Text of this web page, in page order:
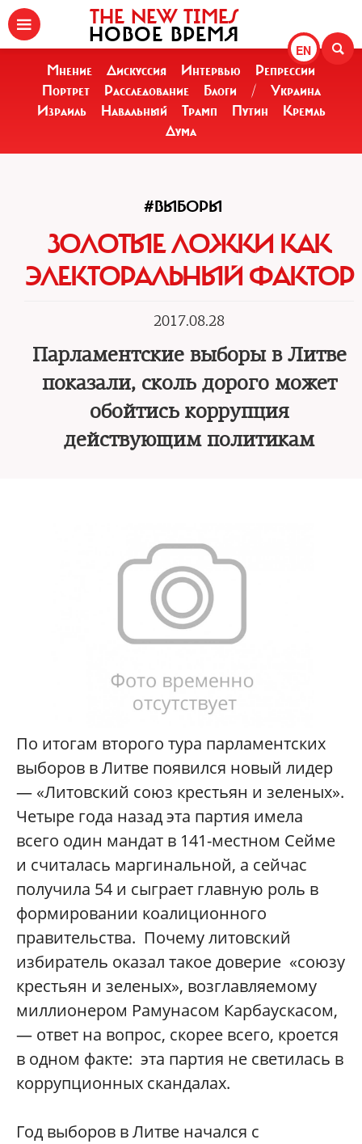
EN
THE NEW TIMES
НОВОЕ ВРЕМЯ
Мнение Дискуссия Интервью
Репрессии
Портрет
Расследование Блоги /
Украина
Израиль
Навальный Трамп Путин
Кремль
Дума
#ВЫБОРЫ
ЗОЛОТЫЕ ЛОЖКИ КАК
ЭЛЕКТОРАЛЬНЫЙ ФАКТОР
2017.08.28
Парламентские выборы в Литве
показали, сколь дорого может
обойтись коррупция
действующим политикам
По итогам второго тура парламентских
выборов в Литве появился новый лидер
— «Литовский союз крестьян и зеленых».
Четыре года назад эта партия имела
всего один мандат в 141-местном Сейме
и считалась маргинальной, а сейчас
получила 54 и сыграет главную роль в
формировании коалиционного
правительства. Почему литовский
избиратель оказал такое доверие «союзу
крестьян и зеленых», возглавляемому
миллионером Рамунасом Карбаускасом,
— ответ на вопрос, скорее всего, кроется
в одном факте: эта партия не светилась в
коррупционных скандалах.
Год выборов в Литве начался с